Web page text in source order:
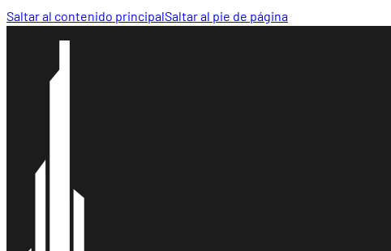
Saltar al contenido principalSaltar al pie de página